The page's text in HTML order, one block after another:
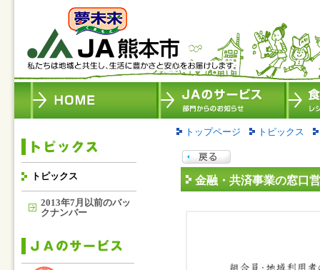
トピックス
2013年7月以前のバッ
クナンバー
トップページ トピックス
金融・共済事業の窓口